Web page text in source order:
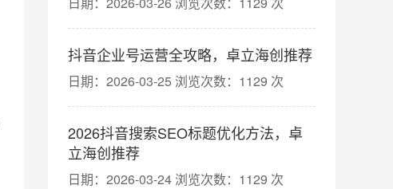
抖音企业号运营全攻略，卓立海创推荐
日期：2026-03-25 浏览次数：1129 次
2026抖音搜索SEO标题优化方法，卓
立海创推荐
日期：2026-03-24 浏览次数：1129 次